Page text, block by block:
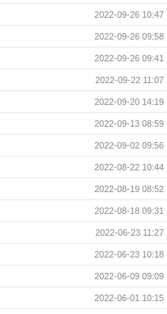
2022-09-26 10:47
2022-09-26 09:58
2022-09-26 09:41
2022-09-22 11:07
2022-09-20 14:19
2022-09-13 08:59
2022-09-02 09:56
2022-08-22 10:44
2022-08-19 08:52
2022-08-18 09:31
2022-06-23 11:27
2022-06-23 10:18
2022-06-09 09:09
2022-06-01 10:15